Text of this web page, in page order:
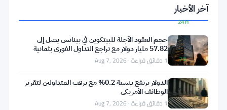
1.94%
24H
4.53%
7D
17.09%
آخر الأخبار
حجم العقود الآجلة للبيتكوين في بينانس يصل إلى
57.82 مليار دولار مع تراجع التداول الفوري بثمانية
أضعاف1 دقائق قراءة · Aug 7, 2026
الدولار يرتفع بنسبة 0.2% مع ترقب المتداولين لتقرير
الوظائف الأمريكي
1 دقائق قراءة · Aug 7, 2026